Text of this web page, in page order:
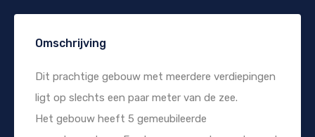
Omschrijving
Dit prachtige gebouw met meerdere verdiepingen
ligt op slechts een paar meter van de zee.
Het gebouw heeft 5 gemeubileerde